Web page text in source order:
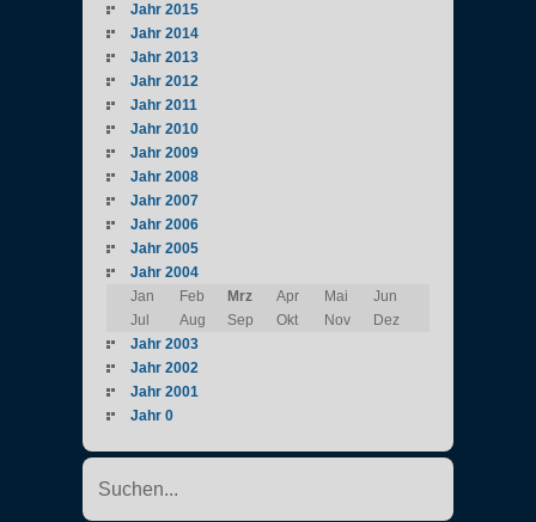
Jahr 2015
Jahr 2014
Jahr 2013
Jahr 2012
Jahr 2011
Jahr 2010
Jahr 2009
Jahr 2008
Jahr 2007
Jahr 2006
Jahr 2005
Jahr 2004
Jan
Feb Mrz Apr Mai
Jun
Jul
Aug Sep Okt Nov
Dez
Jahr 2003
Jahr 2002
Jahr 2001
Jahr 0